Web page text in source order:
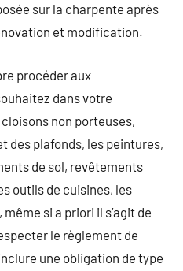
sur la charpente après
et modification.
procéder aux
dans votre
non porteuses,
des plafonds, les peintures,
de sol, revêtements
outils de cuisines, les
si a priori il s’agit de
le règlement de
une obligation de type